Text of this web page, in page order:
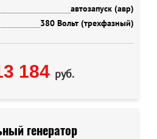
автозапуск (авр)
380 Вольт (трехфазный)
184 руб.
генератор